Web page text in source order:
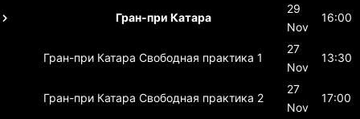
Гран-при Катара
29
Nov
16:00
Гран-при Катара Свободная практика 1
27
Nov
13:30
Гран-при Катара Свободная практика 2
27
Nov
17:00